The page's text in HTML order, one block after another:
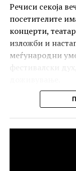
поддржиме
Речиси секоја
посетителите
концерти,
изложби и
меѓународни
фестивалски